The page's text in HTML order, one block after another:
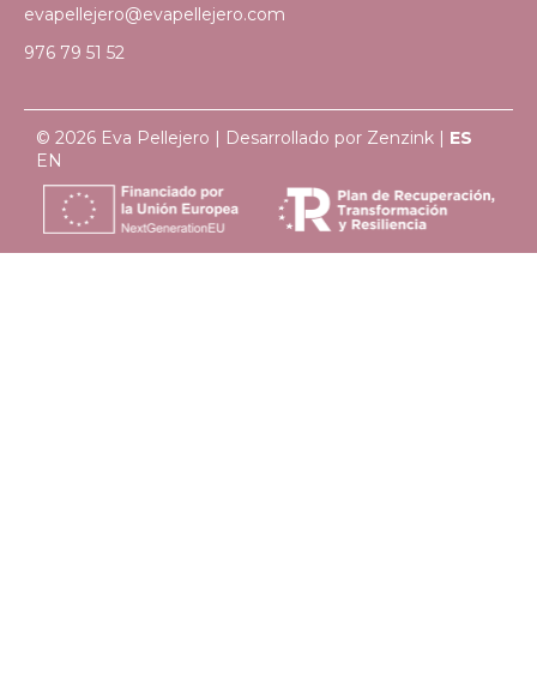
evapellejero@evapellejero.com
976 79 51 52
© 2026 Eva Pellejero | Desarrollado por Zenzink | ES
EN